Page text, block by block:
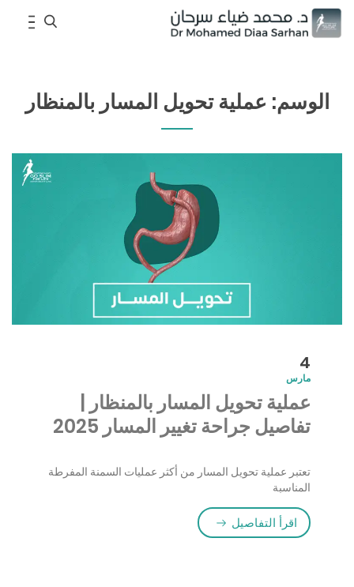
a
h
الوسم: عملية تحويل المسار بالمنظار
4
مارس
عملية تحويل المسار بالمنظار |
تفاصيل جراحة تغيير المسار 2025
تعتبر عملية تحويل المسار من أكثر عمليات السمنة المفرطة
المناسبة
اقرأ التفاصيل “عملية تحويل المسار بالمنظار | تفاصيل جراحة